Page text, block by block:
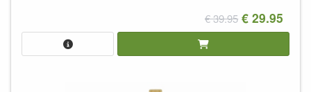
€ 39.95 € 29.95